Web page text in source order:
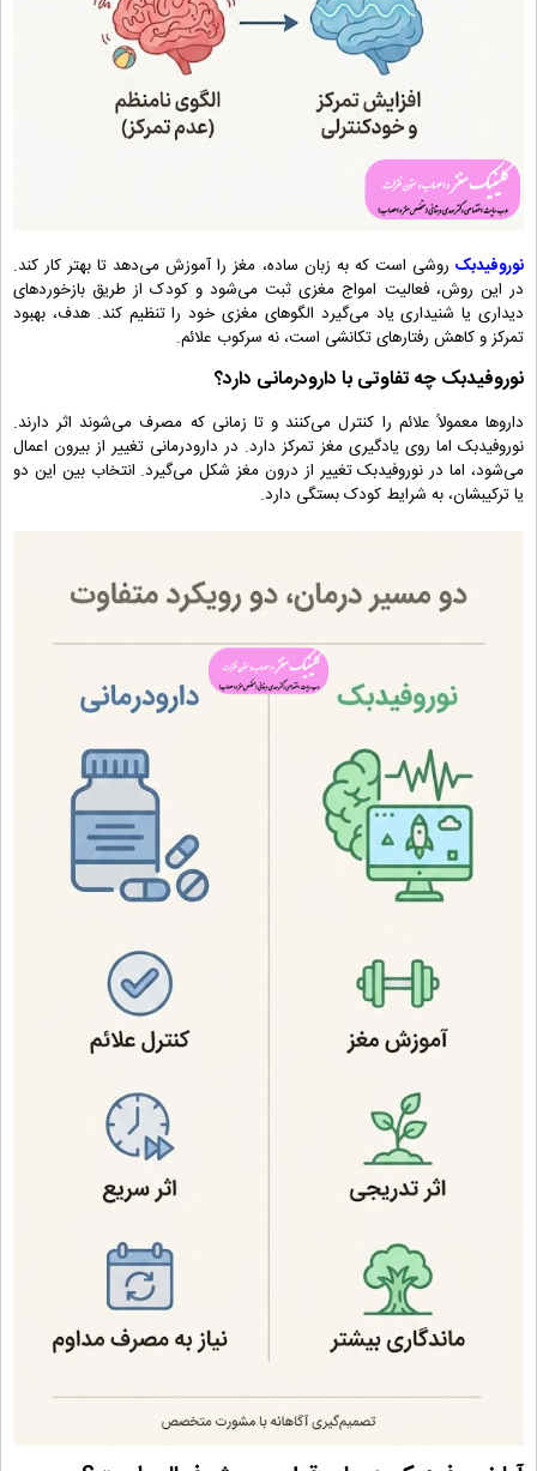
نوروفیدبک روشی است که به زبان ساده، مغز را آموزش می‌دهد تا بهتر کار کند.
در این روش، فعالیت امواج مغزی ثبت می‌شود و کودک از طریق بازخوردهای
دیداری یا شنیداری یاد می‌گیرد الگوهای مغزی خود را تنظیم کند. هدف، بهبود
تمرکز و کاهش رفتارهای تکانشی است، نه سرکوب علائم.
نوروفیدبک چه تفاوتی با دارودرمانی دارد؟
داروها معمولاً علائم را کنترل می‌کنند و تا زمانی که مصرف می‌شوند اثر دارند.
نوروفیدبک اما روی یادگیری مغز تمرکز دارد. در دارودرمانی تغییر از بیرون اعمال
می‌شود، اما در نوروفیدبک تغییر از درون مغز شکل می‌گیرد. انتخاب بین این دو
یا ترکیبشان، به شرایط کودک بستگی دارد.